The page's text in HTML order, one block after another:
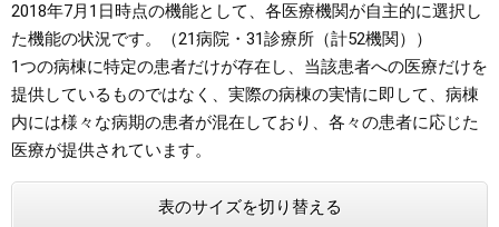
県政情報
2018年7月1日時点の機能として、各医療機関が自主的に選択し
た機能の状況です。（21病院・31診療所（計52機関））
1つの病棟に特定の患者だけが存在し、当該患者への医療だけを
提供しているものではなく、実際の病棟の実情に即して、病棟
内には様々な病期の患者が混在しており、各々の患者に応じた
医療が提供されています。
表のサイズを切り替える